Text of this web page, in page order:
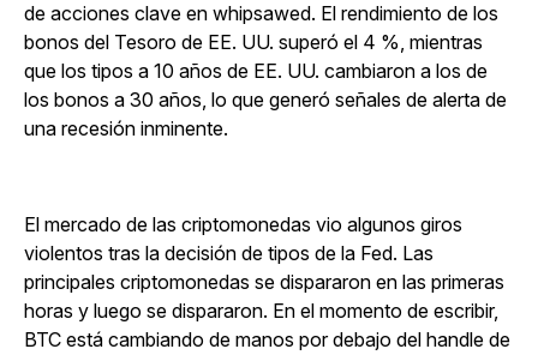
de acciones clave en whipsawed. El rendimiento de los
bonos del Tesoro de EE. UU. superó el 4 %, mientras
que los tipos a 10 años de EE. UU. cambiaron a los de
los bonos a 30 años, lo que generó señales de alerta de
una recesión inminente.
El mercado de las criptomonedas vio algunos giros
violentos tras la decisión de tipos de la Fed. Las
principales criptomonedas se dispararon en las primeras
horas y luego se dispararon. En el momento de escribir,
BTC está cambiando de manos por debajo del handle de